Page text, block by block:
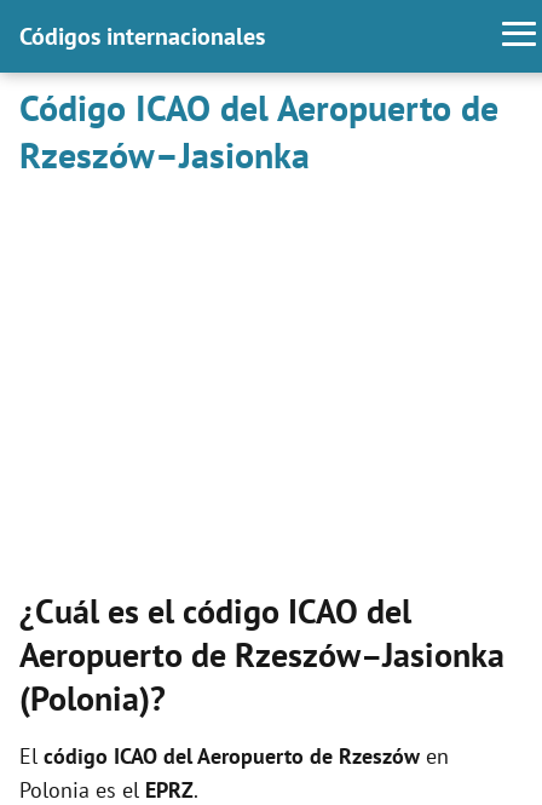
Códigos internacionales
Código ICAO del Aeropuerto de
Rzeszów–Jasionka
¿Cuál es el código ICAO del
Aeropuerto de Rzeszów–Jasionka
(Polonia)?
El código ICAO delAeropuerto de Rzeszów en
Polonia es el EPRZ.